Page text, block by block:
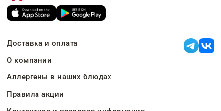
Доставка и оплата
О компании
Аллергены в наших блюдах
Правила акции